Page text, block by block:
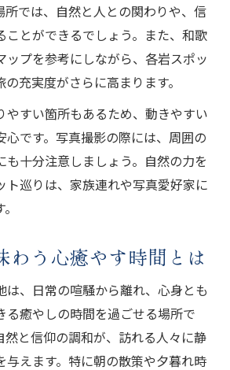
所では、自然と人との関わりや、信
ことができるでしょう。また、和歌
ップを参考にしながら、各岩スポッ
充実度がさらに高まります。
やすい箇所もあるため、動きやすい
心です。写真撮影の際には、周囲の
も十分注意しましょう。自然の力を
ト巡りは、家族連れや写真愛好家に
わう心癒やす時間とは
は、日常の喧騒から離れ、心身とも
る癒やしの時間を過ごせる場所で
然と信仰の調和が、訪れる人々に静
与えます。特に朝の散策や夕暮れ時